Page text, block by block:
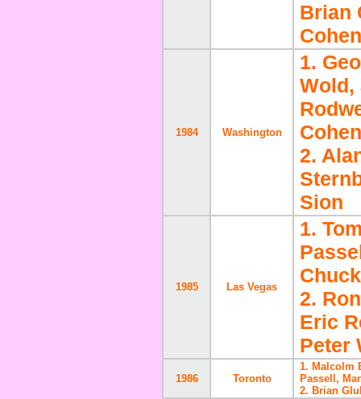
Brian
1984 Washington
1.
Wold,
Cohen
2.
Sion
1985 Las Vegas
1.
2.
Eric
Peter
1986 Toronto
1. Malcolm
Passell,
2. Brian